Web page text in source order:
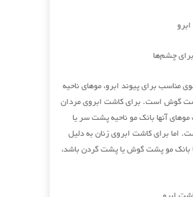
برای چشم‌ها
مناسب برای پیوند ابرو، موهای ناحیه
گوش است. برای کاشت ابروی مردان
آنها بانک مو ناحیه پشت سر یا
برای کاشت ابروی زنان به دلیل
بانک مو پشت گوش یا پشت گردن باشد،